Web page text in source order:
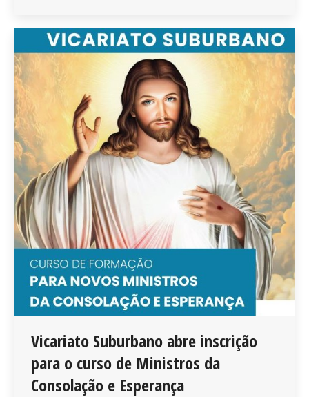
Vicariato Suburbano abre inscrição
para o curso de Ministros da
Consolação e Esperança